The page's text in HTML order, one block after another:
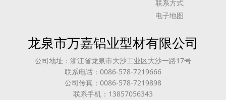
联系方式
电子地图
龙泉市万嘉铝业型材有限公司
公司地址：浙江省龙泉市大沙工业区大沙一路17号
联系电话：0086-578-7219666
公司传真：0086-578-7219898
联系手机：13857056343